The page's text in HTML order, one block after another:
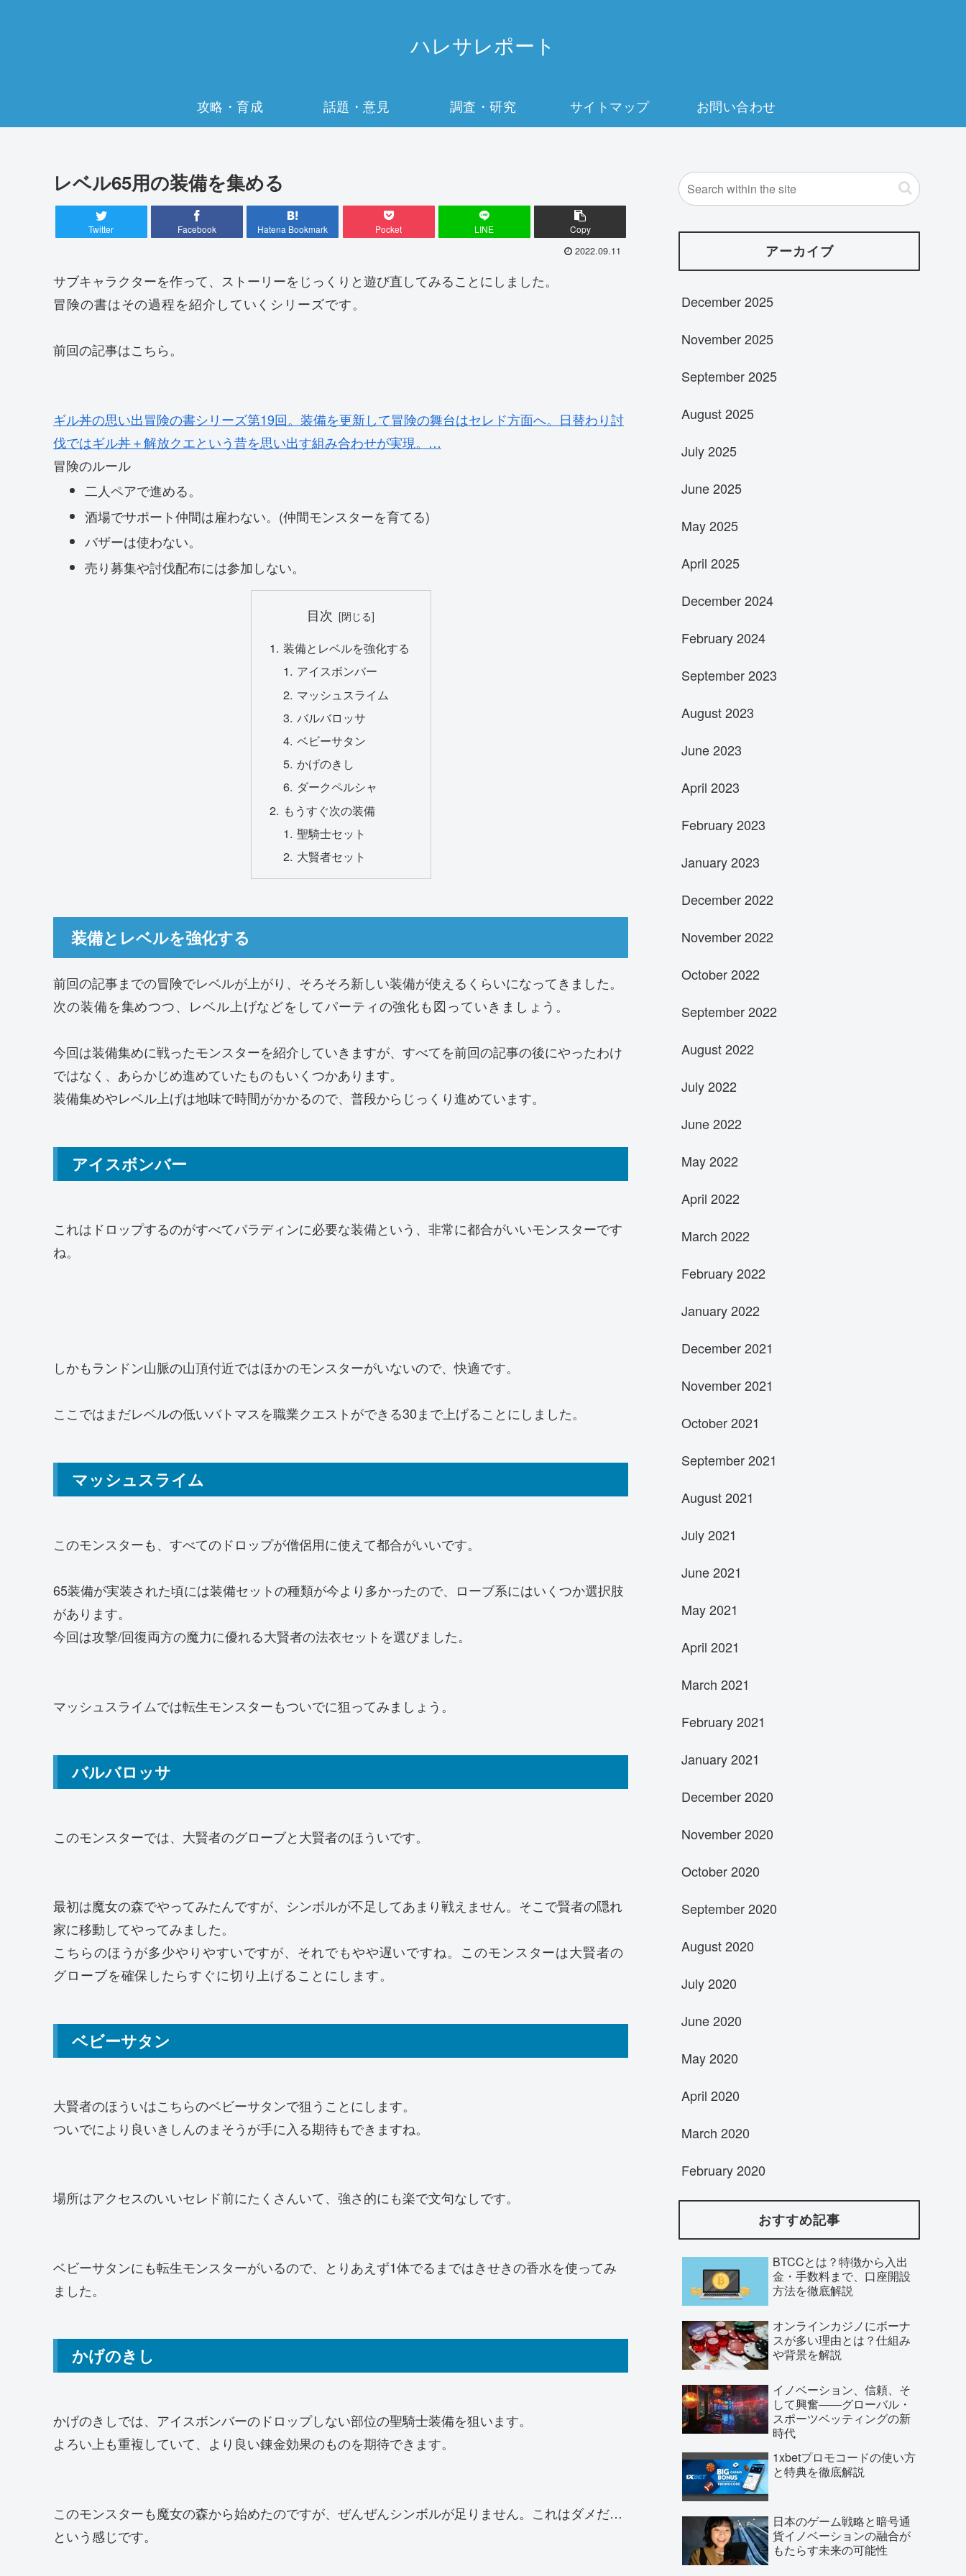
ハレサレポート
攻略・育成 話題・意見 調査・研究 サイトマップ お問い合わせ
レベル65用の装備を集める
Twitter Facebook Hatena Bookmark Pocket LINE Copy
2022.09.11
サブキャラクターを作って、ストーリーをじっくりと遊び直してみることにしました。
冒険の書はその過程を紹介していくシリーズです。
前回の記事はこちら。
ギル丼の思い出冒険の書シリーズ第19回。装備を更新して冒険の舞台はセレド方面へ。日替わり討
伐ではギル丼＋解放クエという昔を思い出す組み合わせが実現。…
冒険のルール
二人ペアで進める。
酒場でサポート仲間は雇わない。(仲間モンスターを育てる)
バザーは使わない。
売り募集や討伐配布には参加しない。
目次
装備とレベルを強化する
アイスボンバー
マッシュスライム
バルバロッサ
ベビーサタン
かげのきし
ダークペルシャ
もうすぐ次の装備
聖騎士セット
大賢者セット
装備とレベルを強化する
前回の記事までの冒険でレベルが上がり、そろそろ新しい装備が使えるくらいになってきました。
次の装備を集めつつ、レベル上げなどをしてパーティの強化も図っていきましょう。
今回は装備集めに戦ったモンスターを紹介していきますが、すべてを前回の記事の後にやったわけ
ではなく、あらかじめ進めていたものもいくつかあります。
装備集めやレベル上げは地味で時間がかかるので、普段からじっくり進めています。
アイスボンバー
これはドロップするのがすべてパラディンに必要な装備という、非常に都合がいいモンスターです
ね。
しかもランドン山脈の山頂付近ではほかのモンスターがいないので、快適です。
ここではまだレベルの低いバトマスを職業クエストができる30まで上げることにしました。
マッシュスライム
このモンスターも、すべてのドロップが僧侶用に使えて都合がいいです。
65装備が実装された頃には装備セットの種類が今より多かったので、ローブ系にはいくつか選択肢
があります。
今回は攻撃/回復両方の魔力に優れる大賢者の法衣セットを選びました。
マッシュスライムでは転生モンスターもついでに狙ってみましょう。
バルバロッサ
このモンスターでは、大賢者のグローブと大賢者のほういです。
最初は魔女の森でやってみたんですが、シンボルが不足してあまり戦えません。そこで賢者の隠れ
家に移動してやってみました。
こちらのほうが多少やりやすいですが、それでもやや遅いですね。このモンスターは大賢者の
グローブを確保したらすぐに切り上げることにします。
ベビーサタン
大賢者のほういはこちらのベビーサタンで狙うことにします。
ついでにより良いきしんのまそうが手に入る期待もできますね。
場所はアクセスのいいセレド前にたくさんいて、強さ的にも楽で文句なしです。
ベビーサタンにも転生モンスターがいるので、とりあえず1体でるまではきせきの香水を使ってみ
ました。
かげのきし
かげのきしでは、アイスボンバーのドロップしない部位の聖騎士装備を狙います。
よろい上も重複していて、より良い錬金効果のものを期待できます。
このモンスターも魔女の森から始めたのですが、ぜんぜんシンボルが足りません。これはダメだ…
という感じです。
アーカイブ
December 2025
November 2025
September 2025
August 2025
July 2025
June 2025
May 2025
April 2025
December 2024
February 2024
September 2023
August 2023
June 2023
April 2023
February 2023
January 2023
December 2022
November 2022
October 2022
September 2022
August 2022
July 2022
June 2022
May 2022
April 2022
March 2022
February 2022
January 2022
December 2021
November 2021
October 2021
September 2021
August 2021
July 2021
June 2021
May 2021
April 2021
March 2021
February 2021
January 2021
December 2020
November 2020
October 2020
September 2020
August 2020
July 2020
June 2020
May 2020
April 2020
March 2020
February 2020
おすすめ記事
BTCCとは？特徴から入出
金・手数料まで、口座開設
方法を徹底解説
オンラインカジノにボーナ
スが多い理由とは？仕組み
や背景を解説
イノベーション、信頼、そ
して興奮――グローバル・
スポーツベッティングの新
時代
1xbetプロモコードの使い方
と特典を徹底解説
日本のゲーム戦略と暗号通
貨イノベーションの融合が
もたらす未来の可能性